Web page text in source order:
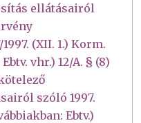
ellátásairól
(XII. 1.) Korm.
vhr.) 12/A. § (8)
szóló 1997.
Ebtv.)